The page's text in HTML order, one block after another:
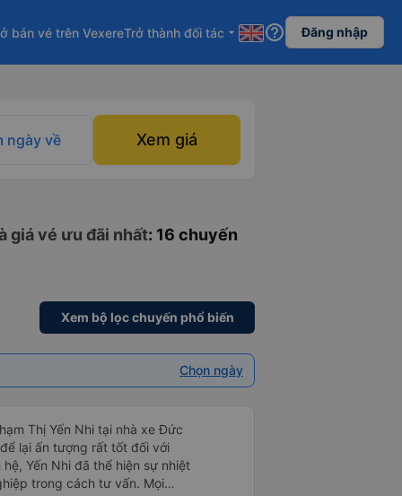
bán vé trên VexereTrở thành đối tác arrow_drop_down help_outline Đăng nhập
ngày về Xem giá
giá vé ưu đãi nhất: 16 chuyến
Xem bộ lọc chuyến phổ biến
Chọn ngày
Thị Yến Nhi tại nhà xe Đức
lại ấn tượng rất tốt đối với
Yến Nhi đã thể hiện sự nhiệt
trong cách tư vấn. Mọi